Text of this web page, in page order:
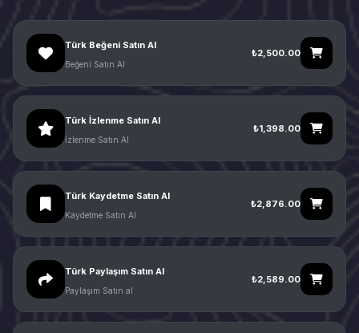
Türk Beğeni Satın Al
Beğeni Satın Al
₺2,500.00
Türk İzlenme Satın Al
İzlenme Satın Al
₺1,398.00
Türk Kaydetme Satın Al
Kaydetme Satın Al
₺2,876.00
Türk Paylaşım Satın Al
Paylaşım Satın al
₺2,589.00